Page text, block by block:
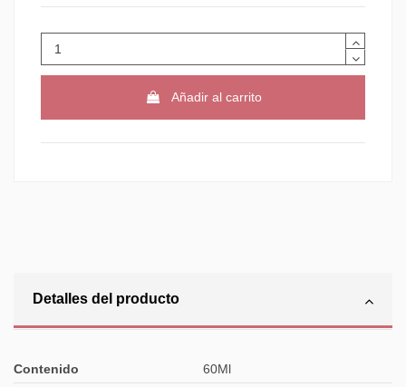
Añadir al carrito
Detalles del producto
Contenido 60Ml